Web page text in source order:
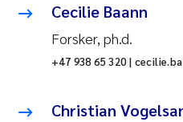
Cecilie Baann
Forsker, ph.d.
+47 938 65 320 |
Christian